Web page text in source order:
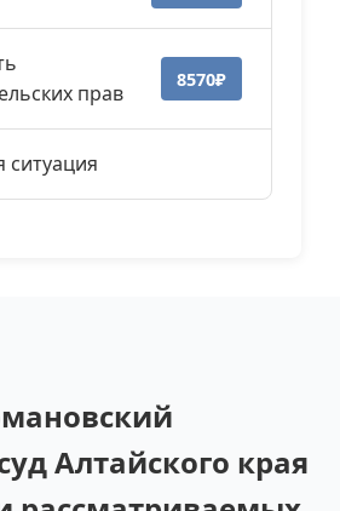
прав
8570₽
ситуация
Алтайского края